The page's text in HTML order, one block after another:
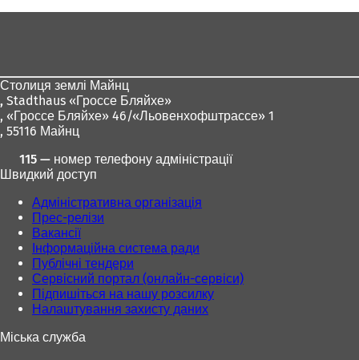
Столиця землі Майнц
, Stadthaus «Гроссе Бляйхе»
, «Гроссе Бляйхе» 46/«Льовенхофштрассе» 1
, 55116 Майнц
115 — номер телефону адміністрації
Швидкий доступ
Адміністративна організація
Прес-релізи
Вакансії
Інформаційна система ради
Публічні тендери
Сервісний портал (онлайн-сервіси)
Підпишіться на нашу розсилку
Налаштування захисту даних
Міська служба